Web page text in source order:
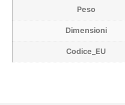
Peso
Dimensioni
Codice_EU